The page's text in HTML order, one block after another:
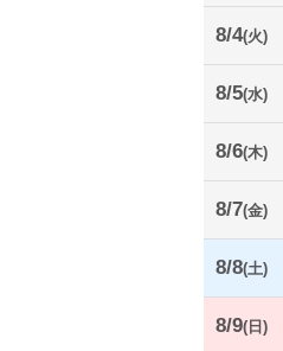
8/4(火)
8/5(水)
8/6(木)
8/7(金)
8/8(土)
8/9(日)